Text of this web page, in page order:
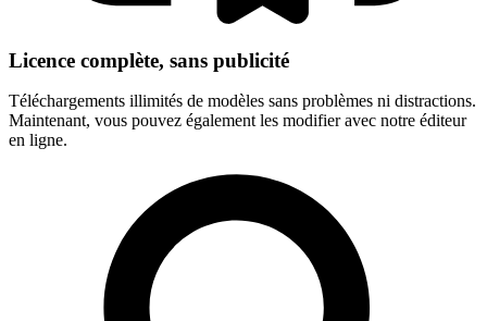
Licence complète, sans publicité
Téléchargements illimités de modèles sans problèmes ni distractions.
Maintenant, vous pouvez également les modifier avec notre éditeur
en ligne.